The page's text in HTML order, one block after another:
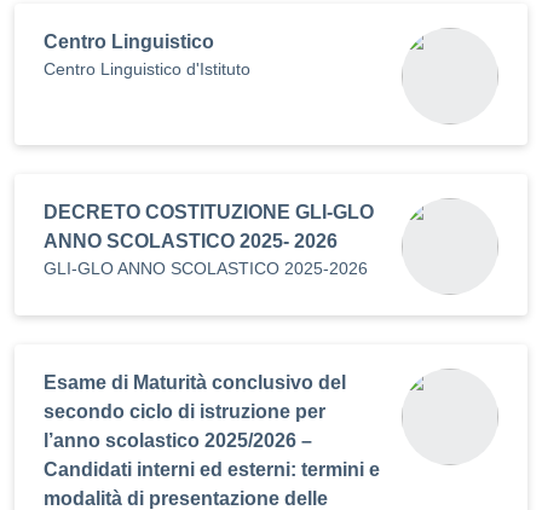
Centro Linguistico
Centro Linguistico d'Istituto
DECRETO COSTITUZIONE GLI-GLO
ANNO SCOLASTICO 2025- 2026
GLI-GLO ANNO SCOLASTICO 2025-2026
Esame di Maturità conclusivo del
secondo ciclo di istruzione per
l’anno scolastico 2025/2026 –
Candidati interni ed esterni: termini e
modalità di presentazione delle